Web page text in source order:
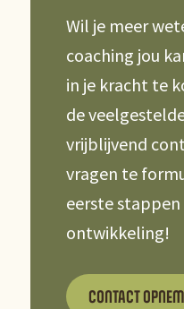
Wil je meer
coaching jou
in je kracht te
de
vrijblijvend
vragen te
eerste
ontwikkeling!
CONTACT